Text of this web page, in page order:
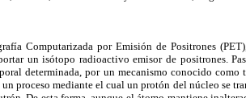
Computarizada por Emisión de Positrones
un isótopo radioactivo emisor de positrones.
determinada, por un mecanismo conocido
proceso mediante el cual un protón del núcleo se